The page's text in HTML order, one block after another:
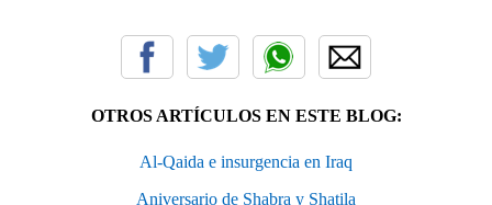
OTROS ARTÍCULOS EN ESTE BLOG:
Al-Qaida e insurgencia en Iraq
Aniversario de Shabra y Shatila